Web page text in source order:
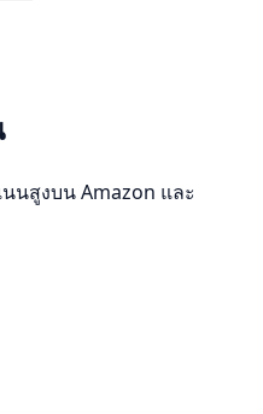
นสูงบน Amazon และ